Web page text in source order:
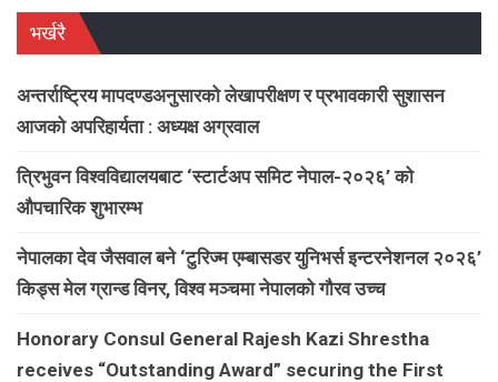
भर्खरै
अन्तर्राष्ट्रिय मापदण्डअनुसारको लेखापरीक्षण र प्रभावकारी सुशासन
आजको अपरिहार्यता : अध्यक्ष अग्रवाल
त्रिभुवन विश्वविद्यालयबाट ‘स्टार्टअप समिट नेपाल-२०२६’ को
औपचारिक शुभारम्भ
नेपालका देव जैसवाल बने ‘टुरिज्म एम्बासडर युनिभर्स इन्टरनेशनल २०२६’
किड्स मेल ग्रान्ड विनर, विश्व मञ्चमा नेपालको गौरव उच्च
Honorary Consul General Rajesh Kazi Shrestha
receives “Outstanding Award” securing the First